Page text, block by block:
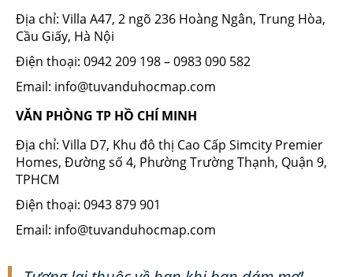
Địa chỉ: Villa A47, 2 ngõ 236 Hoàng Ngân, Trung Hòa,
Cầu Giấy, Hà Nội
Điện thoại: 0942 209 198 – 0983 090 582
Email: info@tuvanduhocmap.com
VĂN PHÒNG TP HỒ CHÍ MINH
Địa chỉ: Villa D7, Khu đô thị Cao Cấp Simcity Premier
Homes, Đường số 4, Phường Trường Thạnh, Quận 9,
TPHCM
Điện thoại: 0943 879 901
Email: info@tuvanduhocmap.com